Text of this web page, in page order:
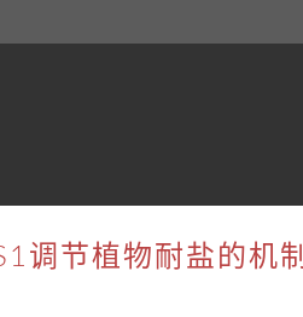
调节植物耐盐的机制